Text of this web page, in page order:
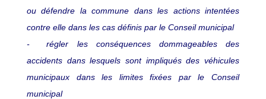
ou défendre la commune dans les actions intentées
contre elle dans les cas définis par le Conseil municipal
- régler les conséquences dommageables des
accidents dans lesquels sont impliqués des véhicules
municipaux dans les limites fixées par le Conseil
municipal